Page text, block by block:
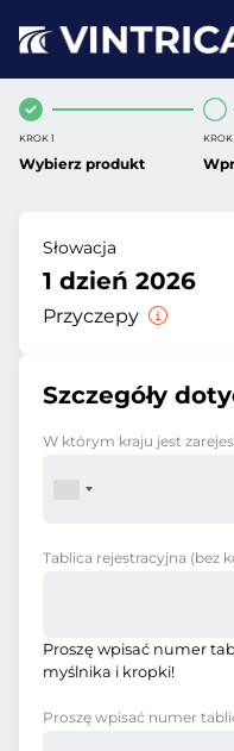
KROK 1
Wybierz produkt
KROK
Słowacja
1 dzień 2026
Przyczepy
Szczegóły
W którym kraju jest
Tablica rejestracyjna (bez
Proszę wpisać numer
myślnika i kropki!
Proszę wpisać numer